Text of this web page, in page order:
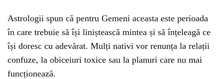
Astrologii spun că pentru Gemeni aceasta este perioada
în care trebuie să își liniștească mintea și să înțeleagă ce
își doresc cu adevărat. Mulți nativi vor renunța la relații
confuze, la obiceiuri toxice sau la planuri care nu mai
funcționează.